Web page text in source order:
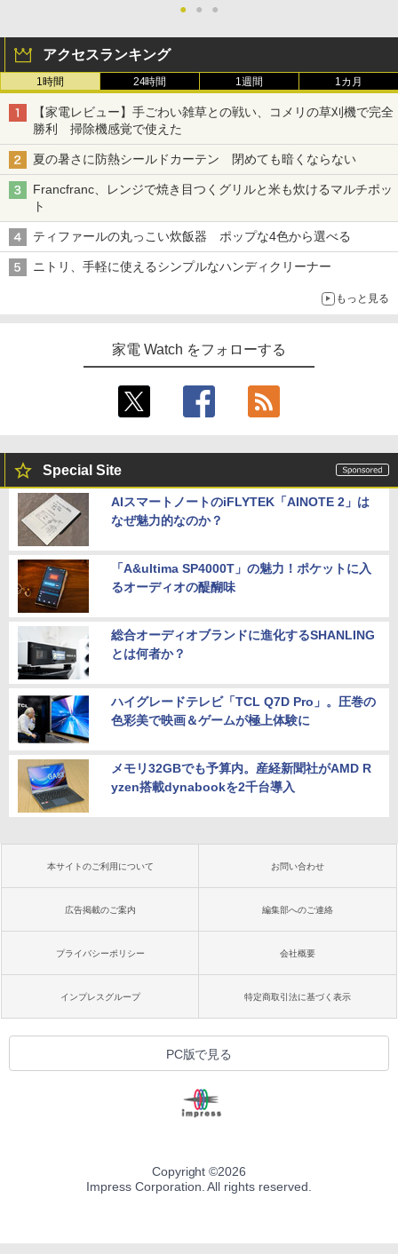
● ● ●
アクセスランキング
1時間 24時間 1週間 1カ月
【家電レビュー】手ごわい雑草との戦い、コメリの草刈機で完全
勝利 掃除機感覚で使えた
夏の暑さに防熱シールドカーテン 閉めても暗くならない
Francfranc、レンジで焼き目つくグリルと米も炊けるマルチポッ
ト
ティファールの丸っこい炊飯器 ポップな4色から選べる
ニトリ、手軽に使えるシンプルなハンディクリーナー
もっと見る
家電 Watch をフォローする
Special Site
AIスマートノートのiFLYTEK「AINOTE 2」は
なぜ魅力的なのか？
「A&ultima SP4000T」の魅力！ポケットに入
るオーディオの醍醐味
総合オーディオブランドに進化するSHANLING
とは何者か？
ハイグレードテレビ「TCL Q7D Pro」。圧巻の
色彩美で映画＆ゲームが極上体験に
メモリ32GBでも予算内。産経新聞社がAMD R
yzen搭載dynabookを2千台導入
本サイトのご利用について お問い合わせ
広告掲載のご案内 編集部へのご連絡
プライバシーポリシー 会社概要
インプレスグループ 特定商取引法に基づく表示
PC版で見る
Copyright ©2026
Impress Corporation. All rights reserved.